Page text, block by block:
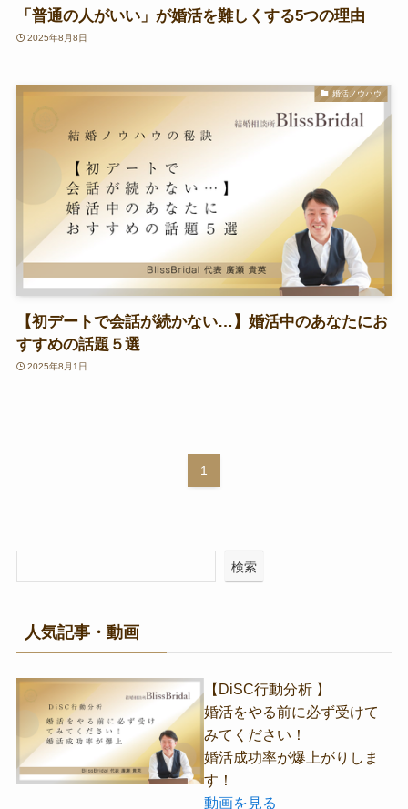
「普通の人がいい」が婚活を難しくする5つの理由
2025年8月8日
婚活ノウハウ
【初デートで会話が続かない…】婚活中のあなたにお
すすめの話題５選
2025年8月1日
1
検索
人気記事・動画
【DiSC行動分析 】
婚活をやる前に必ず受けて
みてください！
婚活成功率が爆上がりしま
す！
動画を見る